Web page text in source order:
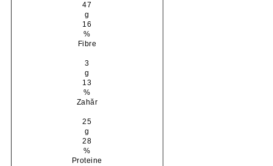
47
g
16
%
Fibre
3
g
13
%
Zahăr
25
g
28
%
Proteine